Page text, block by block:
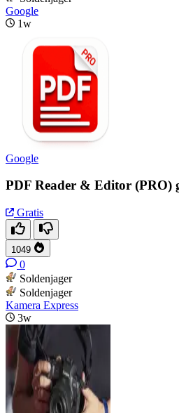
Google
1w
Google
PDF Reader & Editor (PRO)
Gratis
1049
0
Soldenjager
Soldenjager
Kamera Express
3w